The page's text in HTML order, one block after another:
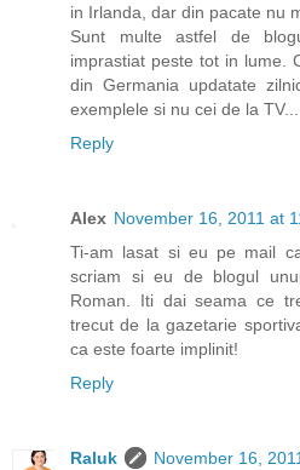
in Irlanda, dar din pacate nu
Sunt multe astfel de
imprastiat peste tot in lume.
din Germania updatate
exemplele si nu cei de la TV...
Reply
Alex November 16, 2011 at
Ti-am lasat si eu pe mail
scriam si eu de blogul
Roman. Iti dai seama ce
trecut de la gazetarie
ca este foarte implinit!
Reply
Raluk
November 16,